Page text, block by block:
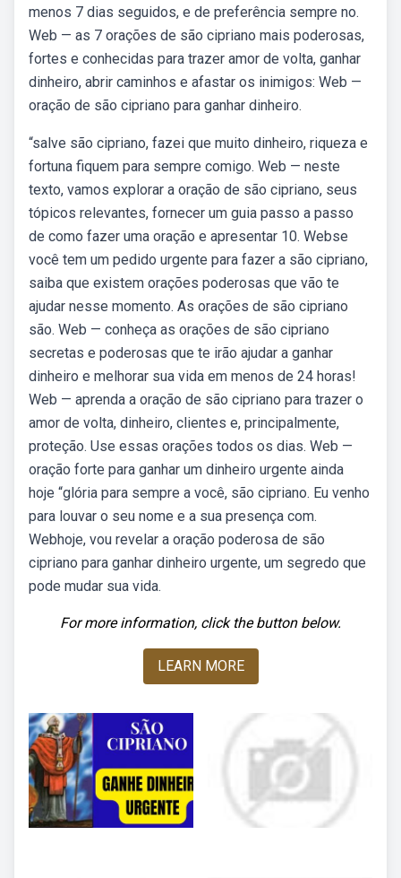
menos 7 dias seguidos, e de preferência sempre no.
Web — as 7 orações de são cipriano mais poderosas,
fortes e conhecidas para trazer amor de volta, ganhar
dinheiro, abrir caminhos e afastar os inimigos: Web —
oração de são cipriano para ganhar dinheiro.
“salve são cipriano, fazei que muito dinheiro, riqueza e
fortuna fiquem para sempre comigo. Web — neste
texto, vamos explorar a oração de são cipriano, seus
tópicos relevantes, fornecer um guia passo a passo
de como fazer uma oração e apresentar 10. Webse
você tem um pedido urgente para fazer a são cipriano,
saiba que existem orações poderosas que vão te
ajudar nesse momento. As orações de são cipriano
são. Web — conheça as orações de são cipriano
secretas e poderosas que te irão ajudar a ganhar
dinheiro e melhorar sua vida em menos de 24 horas!
Web — aprenda a oração de são cipriano para trazer o
amor de volta, dinheiro, clientes e, principalmente,
proteção. Use essas orações todos os dias. Web —
oração forte para ganhar um dinheiro urgente ainda
hoje “glória para sempre a você, são cipriano. Eu venho
para louvar o seu nome e a sua presença com.
Webhoje, vou revelar a oração poderosa de são
cipriano para ganhar dinheiro urgente, um segredo que
pode mudar sua vida.
For more information, click the button below.
LEARN MORE